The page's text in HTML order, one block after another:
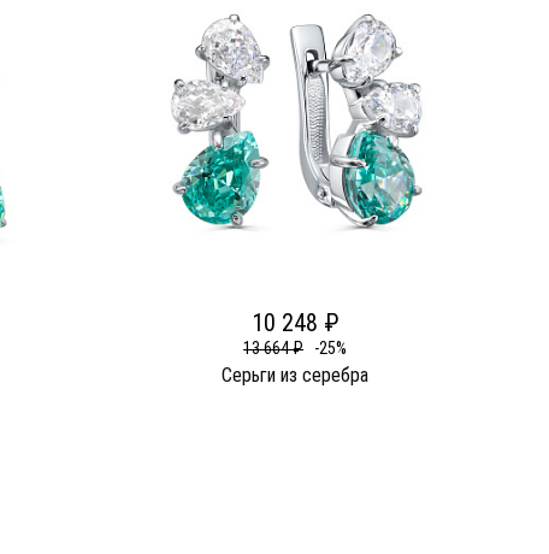
10 248 ₽
13 664 ₽ -25%
Серьги из серебра